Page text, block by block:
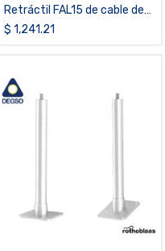
Retráctil FAL15 de cable de
acero de 15 metros
$ 1,241.21